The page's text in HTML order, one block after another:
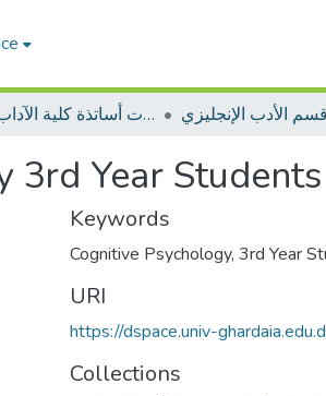
مطبوعات أساتذة كلية الآداب واللغات
3rd Year
Keywords
Cognitive Psychology, 3rd Year
URI
https://dspace.univ-
Collections